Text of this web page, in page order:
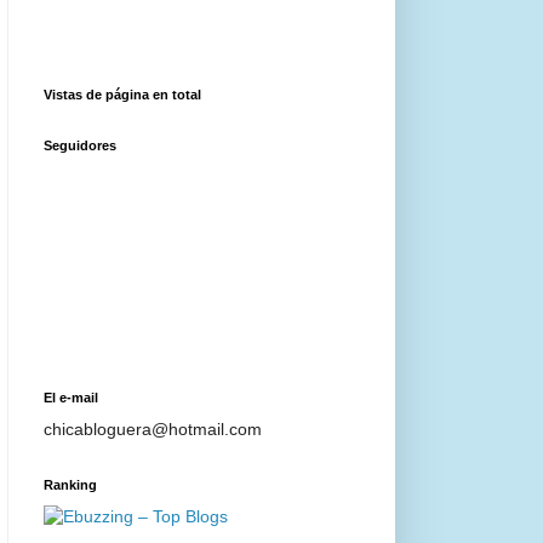
Vistas de página en total
Seguidores
El e-mail
chicabloguera@hotmail.com
Ranking